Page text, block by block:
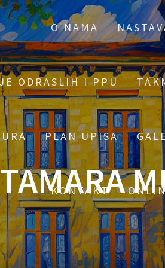
O NAMA
ODRASLIH I PPU
PLAN UPISA
KONTAKT
TAMARA